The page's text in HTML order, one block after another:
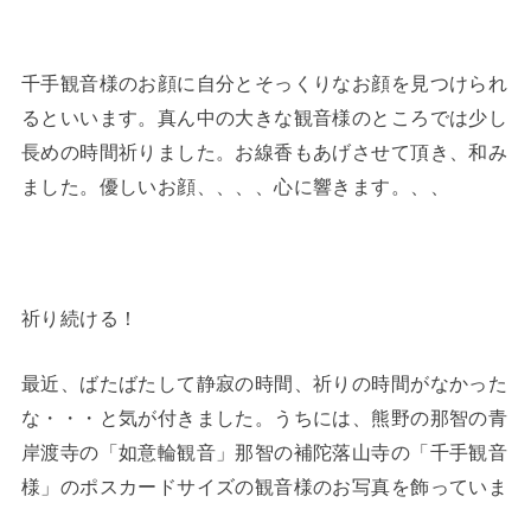
千手観音様のお顔に自分とそっくりなお顔を見つけられ
るといいます。真ん中の大きな観音様のところでは少し
長めの時間祈りました。お線香もあげさせて頂き、和み
ました。優しいお顔、、、、心に響きます。、、
祈り続ける！
最近、ばたばたして静寂の時間、祈りの時間がなかった
な・・・と気が付きました。うちには、熊野の那智の青
岸渡寺の「如意輪観音」那智の補陀落山寺の「千手観音
様」のポスカードサイズの観音様のお写真を飾っていま